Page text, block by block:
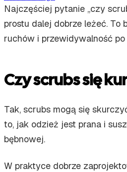
Najczęściej pytanie „czy
prostu dalej dobrze leżeć.
ruchów i przewidywalność
Czy scrubs się
Tak, scrubs mogą się
to, jak odzież jest prana i
bębnowej.
W praktyce dobrze